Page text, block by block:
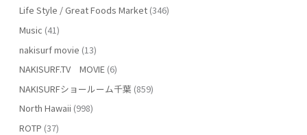
Life Style / Great Foods Market(346)
Music (41)
nakisurf movie (13)
NAKISURF.TV MOVIE(6)
NAKISURFショールーム千葉 (859)
North Hawaii (998)
ROTP (37)